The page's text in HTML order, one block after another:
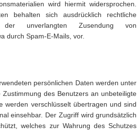
wird hiermit widersprochen.
behalten sich ausdrücklich rechtliche
unverlangten Zusendung von
durch Spam-E-Mails, vor.
persönlichen Daten werden unter
des Benutzers an unbeteiligte
werden verschlüsselt übertragen und sind
einsehbar. Der Zugriff wird grundsätzlich
welches zur Wahrung des Schutzes